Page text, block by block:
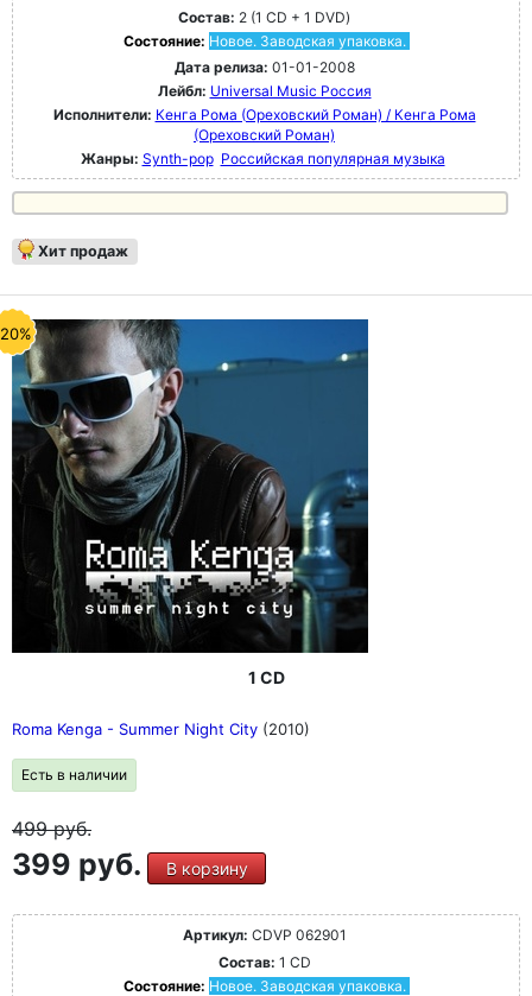
Состав: 2 (1 CD + 1 DVD)
Состояние: Новое. Заводская упаковка.
Дата релиза: 01-01-2008
Лейбл: Universal Music Россия
Исполнители: Кенга Рома (Ореховский Роман) / Кенга Рома
(Ореховский Роман)
Жанры: Synth-pop Российская популярная музыка
Хит продаж
1 CD
Roma Kenga - Summer Night City (2010)
Есть в наличии
499руб.
399 руб. В корзину
Артикул: CDVP 062901
Состав: 1 CD
Состояние: Новое. Заводская упаковка.